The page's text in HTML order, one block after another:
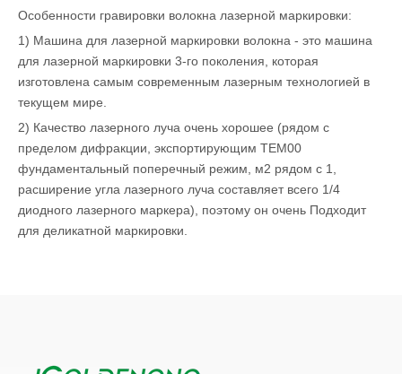
Особенности гравировки волокна лазерной маркировки:
1) Машина для лазерной маркировки волокна - это машина
для лазерной маркировки 3-го поколения, которая
изготовлена ​​самым современным лазерным технологией в
текущем мире.
2) Качество лазерного луча очень хорошее (рядом с
пределом дифракции, экспортирующим TEM00
фундаментальный поперечный режим, м2 рядом с 1,
расширение угла лазерного луча составляет всего 1/4
диодного лазерного маркера), поэтому он очень Подходит
для деликатной маркировки.
традиционная маркировка машины.